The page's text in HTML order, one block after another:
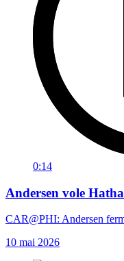
0:14
Andersen vole
CAR@PHI: Andersen
10 mai 2026